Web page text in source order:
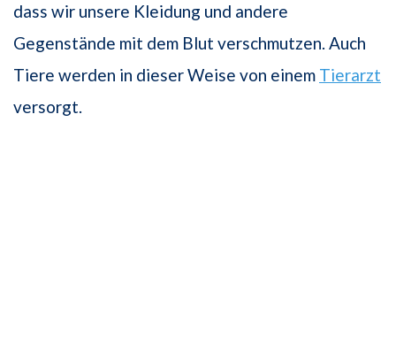
dass wir unsere Kleidung und andere
Gegenstände mit dem Blut verschmutzen. Auch
Tiere werden in dieser Weise von einem Tierarzt
versorgt.